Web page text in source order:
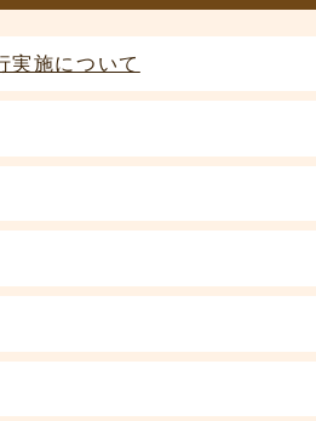
実施について